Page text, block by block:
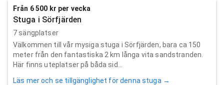
Från 6 500 kr per vecka
Stuga i Sörfjärden
7 sängplatser
Välkommen till vår mysiga stuga i Sörfjärden, bara ca 150
meter från den fantastiska 2 km långa vita sandstranden.
Här finns uteplatser på båda sid...
Läs mer och se tillgänglighet för denna stuga →